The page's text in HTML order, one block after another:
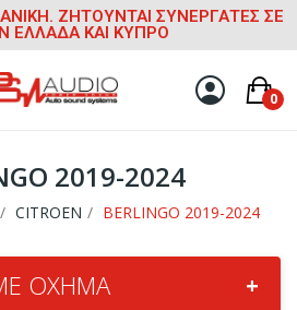
ΖΗΤΟΥΝΤΑΙ ΣΥΝΕΡΓΑΤΕΣ ΣΕ
ΕΛΛΑΔΑ ΚΑΙ ΚΥΠΡΟ
0
2019-2024
CITROEN BERLINGO 2019-2024
ΌΧΗΜΑ +